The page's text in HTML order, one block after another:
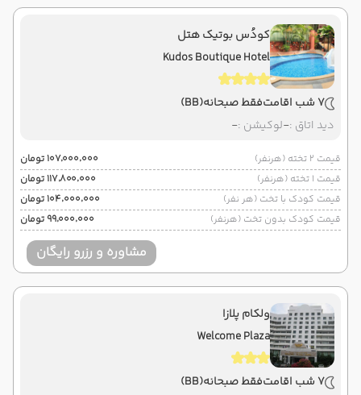
کودُس بوتیک هتل
Kudos Boutique Hotel
7 شب اقامت فقط صبحانه(BB)
دید اتاق :-لوکیشن :-
قیمت 2 تخته (هرنفر)
۱۰۷٬۰۰۰٬۰۰۰ تومان
قیمت 1 تخته (هرنفر)
۱۱۷٬۸۰۰٬۰۰۰ تومان
قیمت کودک با تخت (هر نفر)
۱۰۴٬۰۰۰٬۰۰۰ تومان
قیمت کودک بدون تخت (هرنفر)
۹۹٬۰۰۰٬۰۰۰ تومان
مشاوره و رزرو رایگان
ولکام پلازا
Welcome Plaza
7 شب اقامت فقط صبحانه(BB)